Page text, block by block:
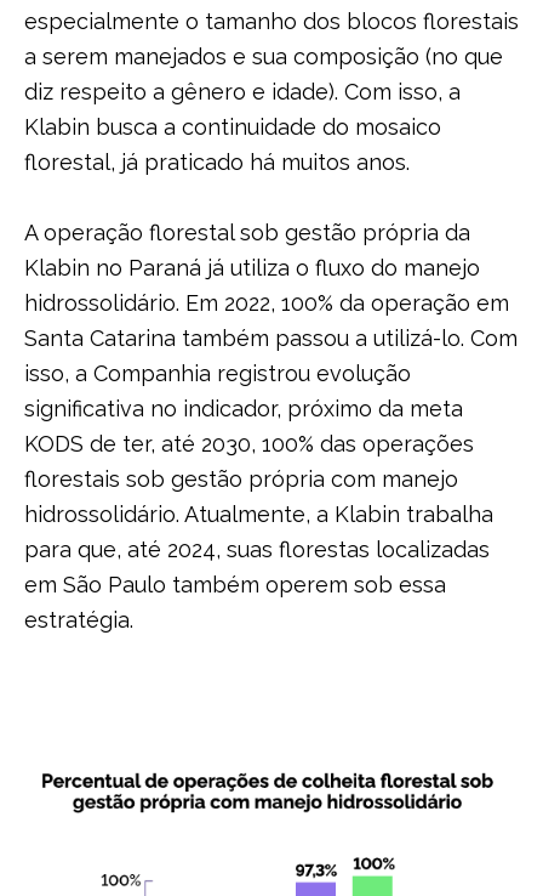
especialmente o tamanho dos blocos florestais
a serem manejados e sua composição (no que
diz respeito a gênero e idade). Com isso, a
Klabin busca a continuidade do mosaico
florestal, já praticado há muitos anos.
A operação florestal sob gestão própria da
Klabin no Paraná já utiliza o fluxo do manejo
hidrossolidário. Em 2022, 100% da operação em
Santa Catarina também passou a utilizá-lo. Com
isso, a Companhia registrou evolução
significativa no indicador, próximo da meta
KODS de ter, até 2030, 100% das operações
florestais sob gestão própria com manejo
hidrossolidário. Atualmente, a Klabin trabalha
para que, até 2024, suas florestas localizadas
em São Paulo também operem sob essa
estratégia.